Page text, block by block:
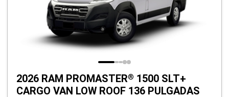
2026 RAM PROMASTER® 1500 SLT+
CARGO VAN LOW ROOF 136 PULGADAS